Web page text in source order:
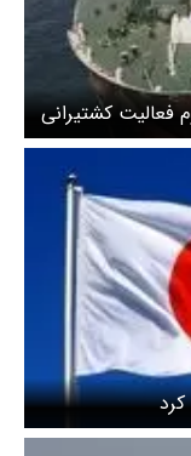
فعالیت کشتیرانی